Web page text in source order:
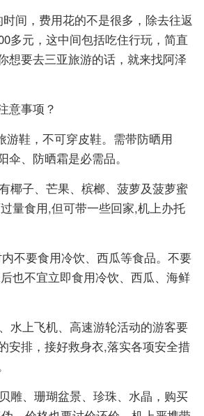
间，费用花的不是很多，除去往返
多元，这中间包括吃住行玩，简直
想要去三亚旅游的话，就来找阿泽
意事项？
游鞋，不可穿皮鞋。需带防晒用
伞、防晒霜是必需品。
椰子、芒果、槟榔、菠萝及菠萝蜜
量食用,但可带一些回家,机上办托
不要食用冷饮、西瓜等食品。不要
也不宜立即食用冷饮、西瓜、海鲜
水上飞机、高速游轮活动的游客要
安排，接好救身衣,落实各项安全措
雕、珊瑚盆景、珍珠、水晶，购买